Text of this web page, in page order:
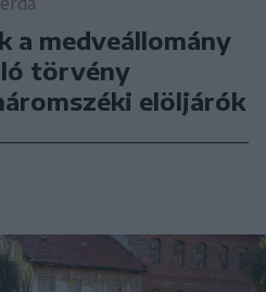
a medveállomány
törvény
elöljárók